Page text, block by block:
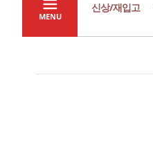
MENU
신상/재입고